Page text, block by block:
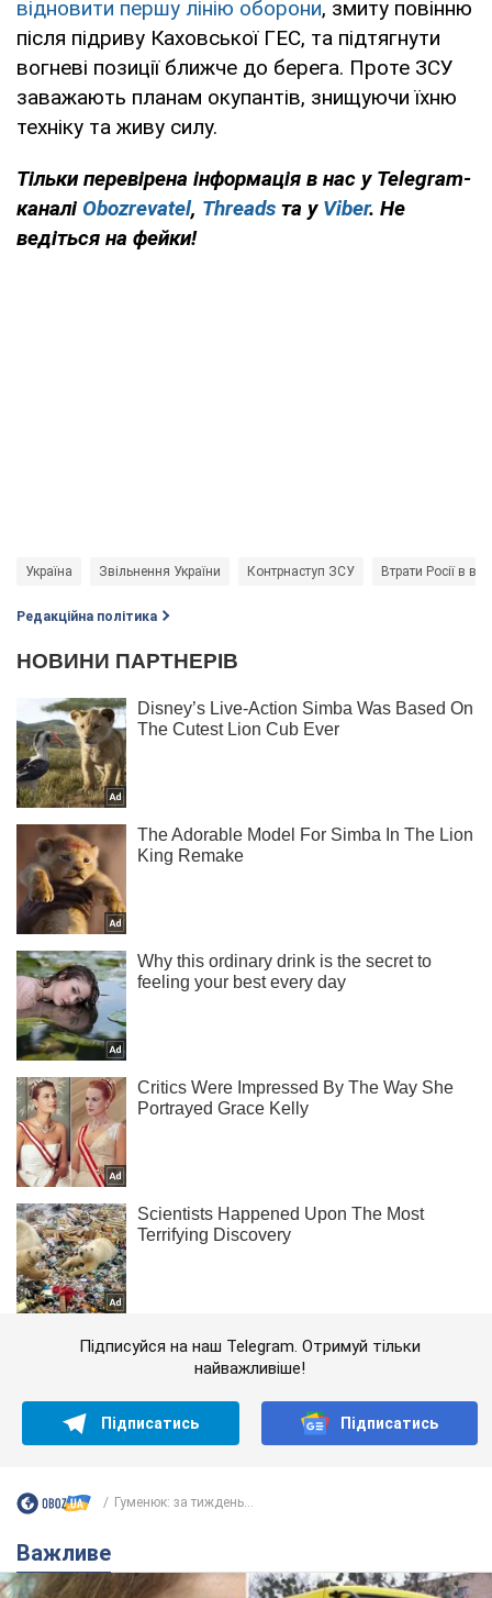
відновити першу лінію оборони, змиту повінню
після підриву Каховської ГЕС, та підтягнути
вогневі позиції ближче до берега. Проте ЗСУ
заважають планам окупантів, знищуючи їхню
техніку та живу силу.
Тільки перевірена інформація в нас у Telegram-
каналі Obozrevatel, Threads та у Viber. Не
ведіться на фейки!
Україна Звільнення України Контрнаступ ЗСУ Втрати Росії в
Редакційна політика
Підписуйся на наш Telegram. Отримуй тільки
найважливіше!
Підписатись Підписатись
Гуменюк: за тиждень...
Важливе